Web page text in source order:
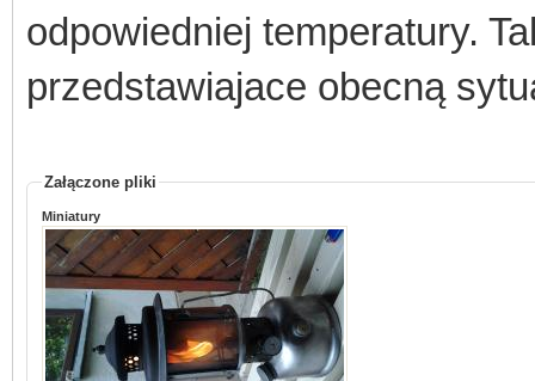
odpowiedniej temperatury.
przedstawiajace obecną
Załączone pliki
Miniatury